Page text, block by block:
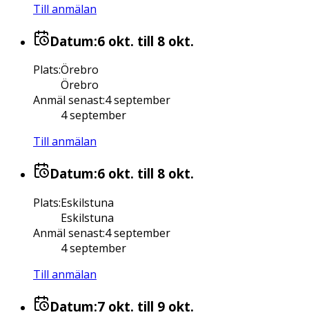
Till anmälan
Datum:6 okt. till 8 okt.
Plats:Örebro
Örebro
Anmäl senast:4 september
4 september
Till anmälan
Datum:6 okt. till 8 okt.
Plats:Eskilstuna
Eskilstuna
Anmäl senast:4 september
4 september
Till anmälan
Datum:7 okt. till 9 okt.